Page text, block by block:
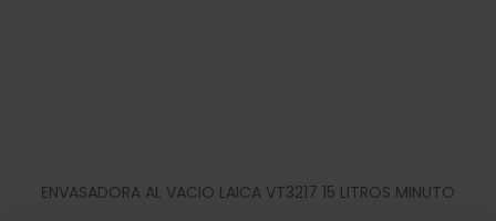
ENVASADORA AL VACIO LAICA VT3217 15 LITROS MINUTO